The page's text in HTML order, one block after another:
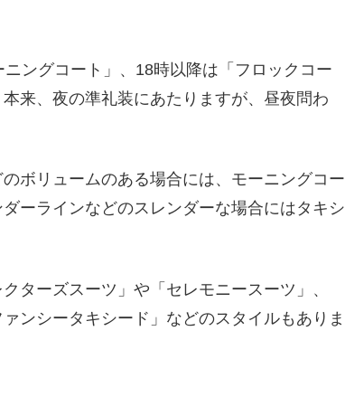
ングコート」、18時以降は「フロックコー
来、夜の準礼装にあたりますが、昼夜問わ
ボリュームのある場合には、モーニングコー
ーラインなどのスレンダーな場合にはタキシ
ターズスーツ」や「セレモニースーツ」、
ンシータキシード」などのスタイルもありま